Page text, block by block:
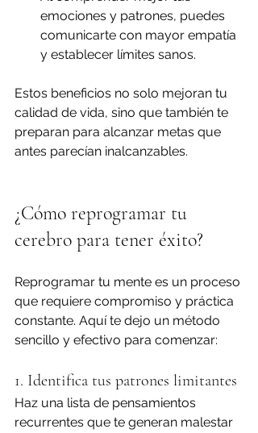
emociones y patrones, puedes
comunicarte con mayor empatía
y establecer límites sanos.
Estos beneficios no solo mejoran tu
calidad de vida, sino que también te
preparan para alcanzar metas que
antes parecían inalcanzables.
¿Cómo reprogramar tu
cerebro para tener éxito?
Reprogramar tu mente es un proceso
que requiere compromiso y práctica
constante. Aquí te dejo un método
sencillo y efectivo para comenzar:
1. Identifica tus patrones limitantes
Haz una lista de pensamientos
recurrentes que te generan malestar